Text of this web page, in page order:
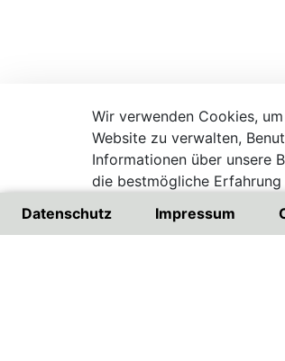
Datenschutz Impressum
Wir verwenden Cookies,
Website zu verwalten,
Informationen über unsere
die bestmögliche
Besuchen Sie unsere